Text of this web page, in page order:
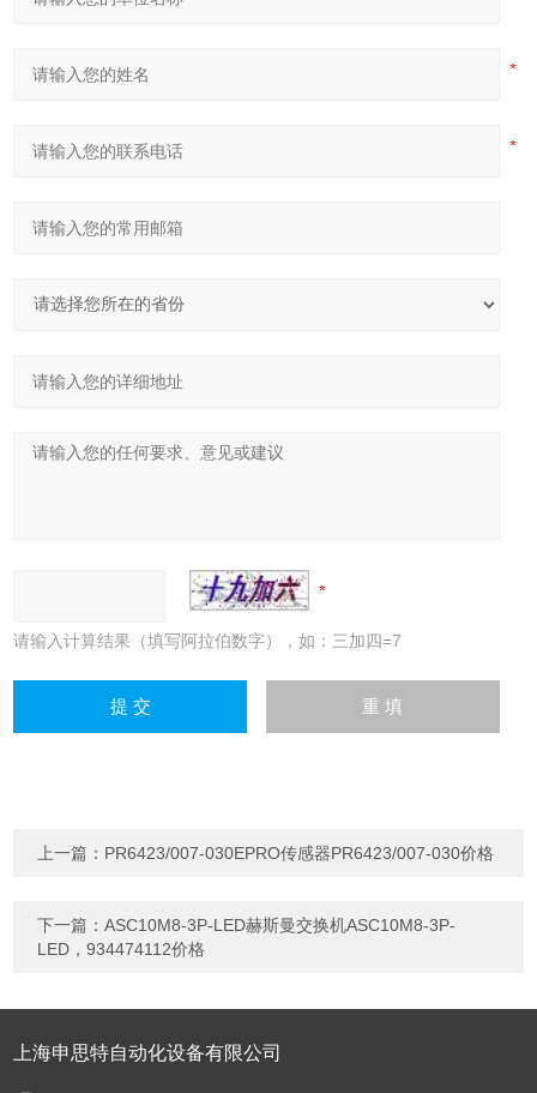
请输入计算结果（填写阿拉伯数字），如：三加四=7
上一篇： PR6423/007-030EPRO传感器PR6423/007-030价格
下一篇：ASC10M8-3P-LED赫斯曼交换机ASC10M8-3P-
LED，934474112价格
上海申思特自动化设备有限公司